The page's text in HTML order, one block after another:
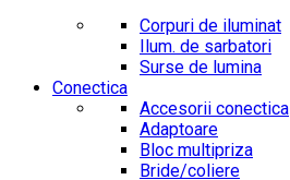
Corpuri de iluminat
Ilum. de sarbatori
Surse de lumina
Conectica
Accesorii conectica
Adaptoare
Bloc multipriza
Bride/coliere